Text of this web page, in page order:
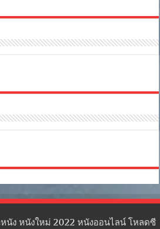
นัง หนังใหม่ 2022 หนังออนไลน์ โหลดซี